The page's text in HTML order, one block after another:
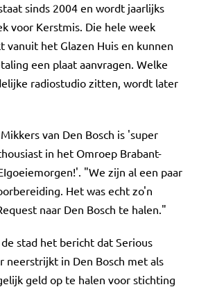
sinds 2004 en wordt jaarlijks
voor Kerstmis. Die hele week
vanuit het Glazen Huis en kunnen
een plaat aanvragen. Welke
radiostudio zitten, wordt later
van Den Bosch is 'super
in het Omroep Brabant-
"We zijn al een paar
Het was echt zo'n
naar Den Bosch te halen."
stad het bericht dat Serious
neerstrijkt in Den Bosch met als
geld op te halen voor stichting